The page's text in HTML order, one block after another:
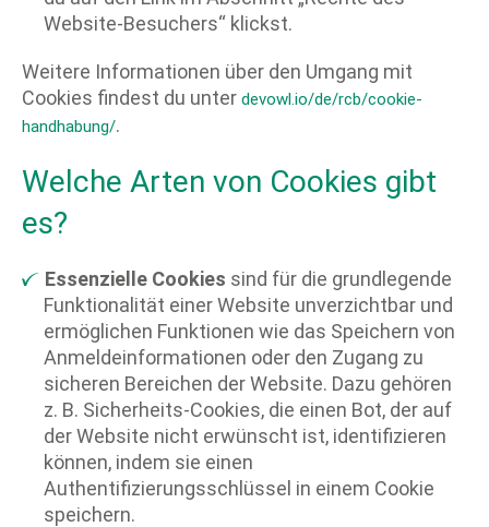
Website-Besuchers“ klickst.
Weitere Informationen über den Umgang mit
Cookies findest du unter devowl.io/de/rcb/cookie-
handhabung/.
Welche Arten von Cookies gibt
es?
Essenzielle Cookies sind für die grundlegende
Funktionalität einer Website unverzichtbar und
ermöglichen Funktionen wie das Speichern von
Anmeldeinformationen oder den Zugang zu
sicheren Bereichen der Website. Dazu gehören
z. B. Sicherheits-Cookies, die einen Bot, der auf
der Website nicht erwünscht ist, identifizieren
können, indem sie einen
Authentifizierungsschlüssel in einem Cookie
speichern.